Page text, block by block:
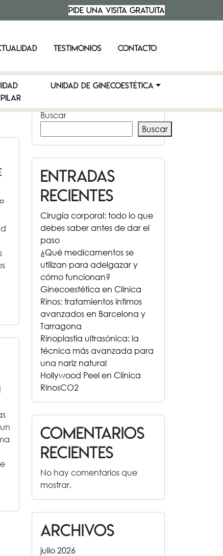
PIDE UNA VISITA GRATUITA
TESTIMONIOS CONTACTO
UNIDAD DE GINECOESTÉTICA
|
Buscar
Buscar
Entradas
recientes
Cirugía corporal: todo lo que
debes saber antes de dar el
paso
¿Qué medicamentos se
utilizan para adelgazar y
cómo funcionan?
Ginecoestética en Clínica
Rinos: tratamientos íntimos
avanzados en Barcelona y
Tarragona
Rinoplastia ultrasónica: la
técnica más avanzada para
una nariz natural
Hollywood Peel en Clínica
RinosCO2
Comentarios
recientes
No hay comentarios que
mostrar.
Archivos
julio 2026